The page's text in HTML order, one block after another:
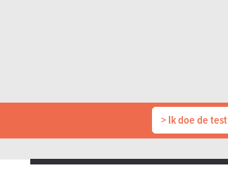
> Ik doe de test